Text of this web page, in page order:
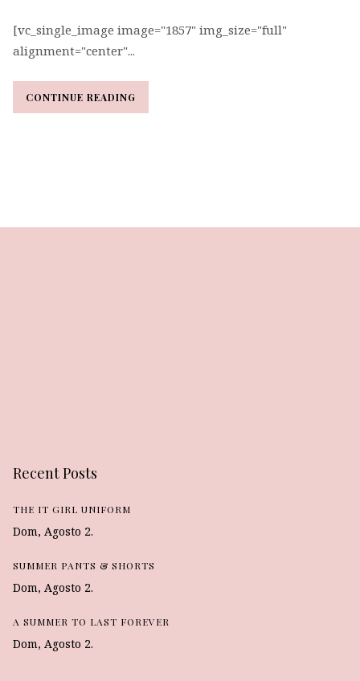
[vc_single_image image="1857" img_size="full"
alignment="center"...
CONTINUE READING
Recent Posts
THE IT GIRL UNIFORM
Dom, Agosto 2.
SUMMER PANTS & SHORTS
Dom, Agosto 2.
A SUMMER TO LAST FOREVER
Dom, Agosto 2.